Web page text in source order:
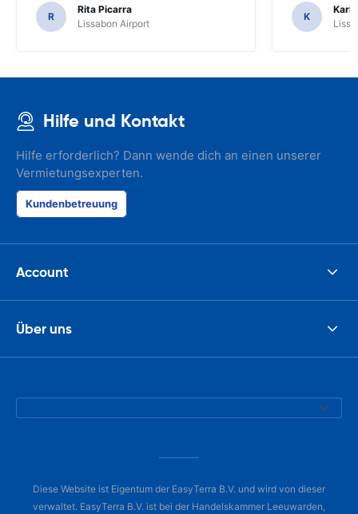
R
Rita Picarra
Lissabon Airport
K
Karl
Hilfe und Kontakt
Hilfe erforderlich? Dann wende dich an einen unserer
Vermietungsexperten.
Kundenbetreuung
Account
Über uns
Diese Website ist Eigentum der EasyTerra B.V. und wird von dieser
verwaltet. EasyTerra B.V. ist bei der Handelskammer Leeuwarden,